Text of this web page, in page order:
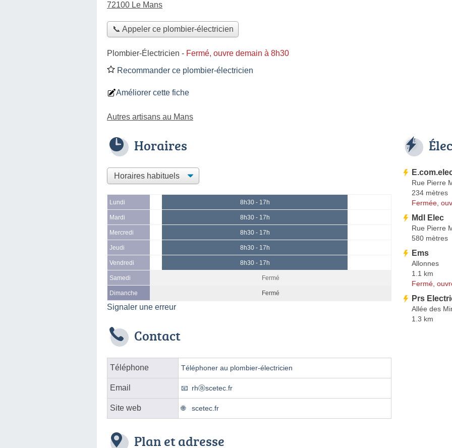
72100 Le Mans
📞 Appeler ce plombier-électricien
Plombier-Électricien - Fermé, ouvre demain à 8h30
Recommander ce plombier-électricien
Améliorer cette fiche
Autres artisans au Mans
Horaires
Lundi 8h30 - 17h
Mardi 8h30 - 17h
Mercredi 8h30 - 17h
Jeudi 8h30 - 17h
Vendredi 8h30 - 17h
Samedi Fermé
Dimanche Fermé
Signaler une erreur
Contact
Téléphone Téléphoner au plombier-électricien
Email rhⓐscetec.fr
Site web scetec.fr
Plan et adresse
Rue Pierre
234 mètres
Fermée,
Mdl Elec
Rue Pierre
580 mètres
Ems
Allonnes
1.1 km
Fermé,
Prs
Allée des
1.3 km